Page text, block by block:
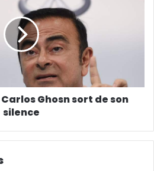
Ghosn sort de son
silence